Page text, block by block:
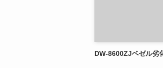
DW-8600ZJベゼル劣